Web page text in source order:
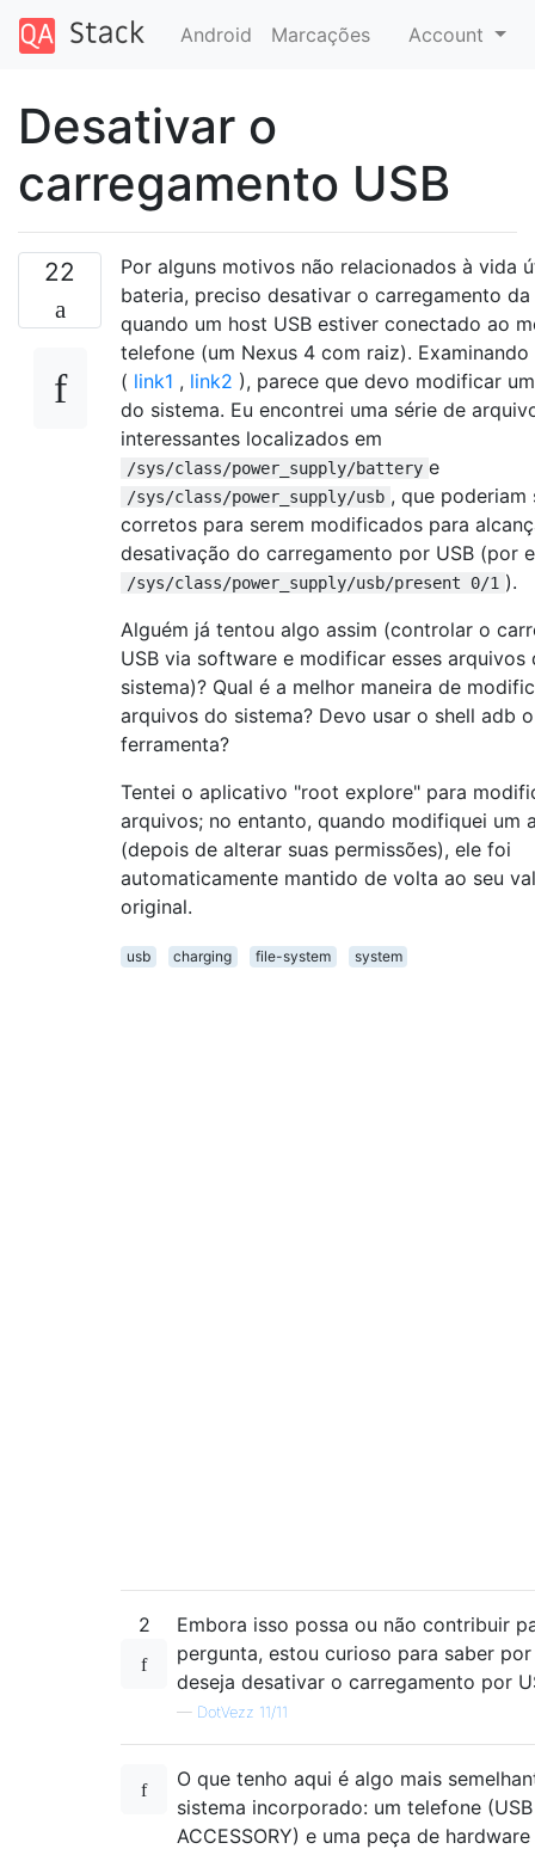
Android Marcações Account
Desativar o
carregamento USB
22
Por alguns motivos não relacionados à vida
bateria, preciso desativar o carregamento
quando um host USB estiver conectado ao
telefone (um Nexus 4 com raiz). Examinando
( link1 , link2 ), parece que devo modificar
do sistema. Eu encontrei uma série de
interessantes localizados em
/sys/class/power_supply/battery e
/sys/class/power_supply/usb , que poderiam
corretos para serem modificados para
desativação do carregamento por USB (por
/sys/class/power_supply/usb/present 0/1 ).
Alguém já tentou algo assim (controlar o
USB via software e modificar esses arquivos
sistema)? Qual é a melhor maneira de
arquivos do sistema? Devo usar o shell adb
ferramenta?
Tentei o aplicativo "root explore" para
arquivos; no entanto, quando modifiquei um
(depois de alterar suas permissões), ele foi
automaticamente mantido de volta ao seu
original.
usb charging file-system system
2
Embora isso possa ou não contribuir
pergunta, estou curioso para saber
deseja desativar o carregamento por
— DotVezz 11/11
O que tenho aqui é algo mais
sistema incorporado: um telefone (USB
ACCESSORY) e uma peça de hardware